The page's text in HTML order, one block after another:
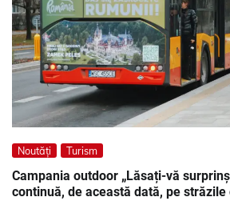
Noutăți Turism
Campania outdoor „Lăsați-vă
continuă, de această dată, pe străzile